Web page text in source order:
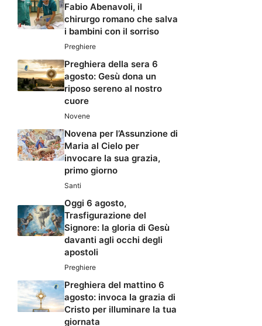
Fabio Abenavoli, il
chirurgo romano che salva
i bambini con il sorriso
Preghiere
Preghiera della sera 6
agosto: Gesù dona un
riposo sereno al nostro
cuore
Novene
Novena per l’Assunzione di
Maria al Cielo per
invocare la sua grazia,
primo giorno
Santi
Oggi 6 agosto,
Trasfigurazione del
Signore: la gloria di Gesù
davanti agli occhi degli
apostoli
Preghiere
Preghiera del mattino 6
agosto: invoca la grazia di
Cristo per illuminare la tua
giornata